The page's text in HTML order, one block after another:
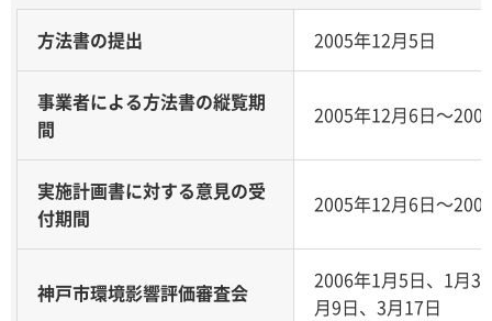
方法書の提出 2005年12月5日
事業者による方法書の縦覧期
間
2005年12月6日～
実施計画書に対する意見の受
付期間
2005年12月6日～
神戸市環境影響評価審査会
2006年1月5日、1月
月9日、3月17日